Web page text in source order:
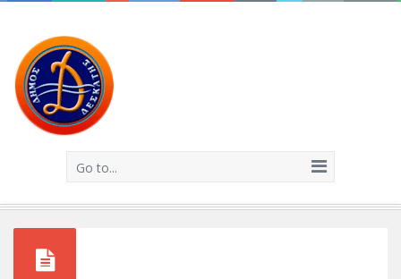
Go to...